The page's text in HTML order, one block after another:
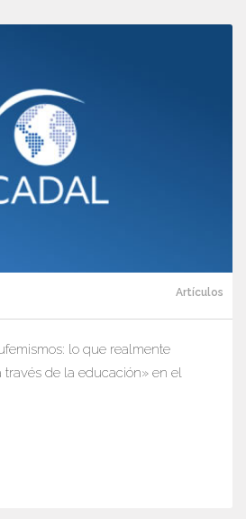
Artículos
lo que realmente
de la educación» en el